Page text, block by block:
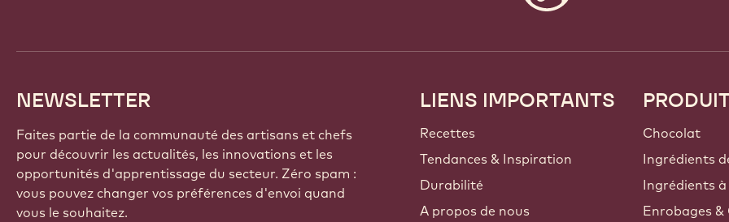
NEWSLETTER
Faites partie de la communauté des artisans et chefs
pour découvrir les actualités, les innovations et les
opportunités d'apprentissage du secteur. Zéro spam :
vous pouvez changer vos préférences d'envoi quand
vous le souhaitez.
Footer
Callebaut
LIENS IMPORTANTS
Recettes
Tendances & Inspiration
Durabilité
A propos de nous
Chocolat
Ingrédients
Ingrédients
Enrobages